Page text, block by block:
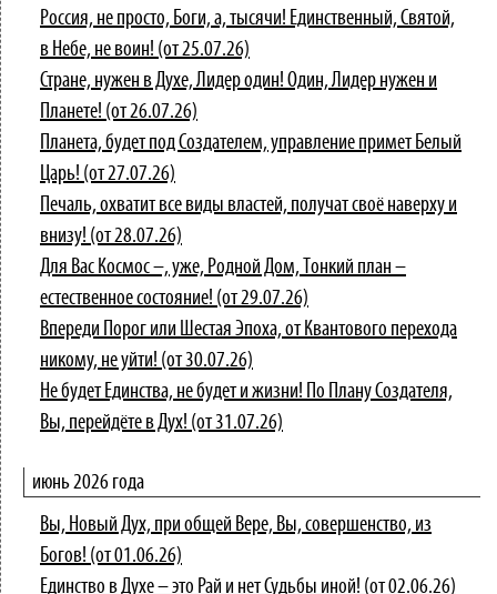
Россия, не просто, Боги, а, тысячи! Единственный, Святой,
в Небе, не воин! (от 25.07.26)
Стране, нужен в Духе, Лидер один! Один, Лидер нужен и
Планете! (от 26.07.26)
Планета, будет под Создателем, управление примет Белый
Царь! (от 27.07.26)
Печаль, охватит все виды властей, получат своё наверху и
внизу! (от 28.07.26)
Для Вас Космос –, уже, Родной Дом, Тонкий план –
естественное состояние! (от 29.07.26)
Впереди Порог или Шестая Эпоха, от Квантового перехода
никому, не уйти! (от 30.07.26)
Не будет Единства, не будет и жизни! По Плану Создателя,
Вы, перейдёте в Дух! (от 31.07.26)
июнь 2026 года
Вы, Новый Дух, при общей Вере, Вы, совершенство, из
Богов! (от 01.06.26)
Единство в Духе – это Рай и нет Судьбы иной! (от 02.06.26)